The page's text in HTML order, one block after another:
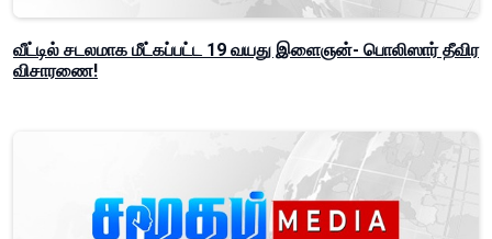
வீட்டில் சடலமாக மீட்கப்பட்ட 19 வயது இளைஞன்- பொலிஸார் தீவிர
விசாரணை!